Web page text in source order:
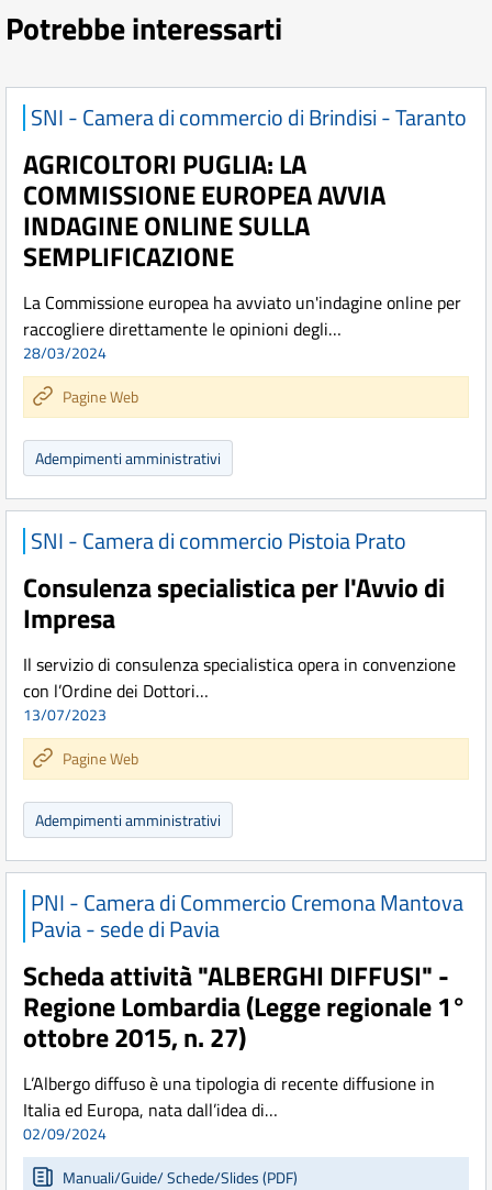
Potrebbe interessarti
SNI - Camera di commercio di Brindisi - Taranto
AGRICOLTORI PUGLIA: LA
COMMISSIONE EUROPEA AVVIA
INDAGINE ONLINE SULLA
SEMPLIFICAZIONE
La Commissione europea ha avviato un'indagine online per
raccogliere direttamente le opinioni degli…
28/03/2024
Pagine Web
Adempimenti amministrativi
SNI - Camera di commercio Pistoia Prato
Consulenza specialistica per l'Avvio di
Impresa
Il servizio di consulenza specialistica opera in convenzione
con l’Ordine dei Dottori…
13/07/2023
Pagine Web
Adempimenti amministrativi
PNI - Camera di Commercio Cremona Mantova
Pavia - sede di Pavia
Scheda attività "ALBERGHI DIFFUSI" -
Regione Lombardia (Legge regionale 1°
ottobre 2015, n. 27)
L’Albergo diffuso è una tipologia di recente diffusione in
Italia ed Europa, nata dall’idea di…
02/09/2024
Manuali/Guide/ Schede/Slides (PDF)